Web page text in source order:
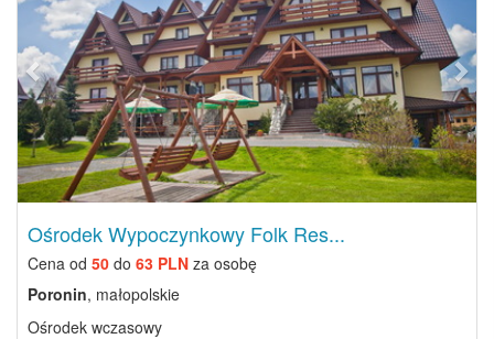
Ośrodek Wypoczynkowy Folk Res...
Cena od 50 do 63 PLN za osobę
Poronin, małopolskie
Ośrodek wczasowy